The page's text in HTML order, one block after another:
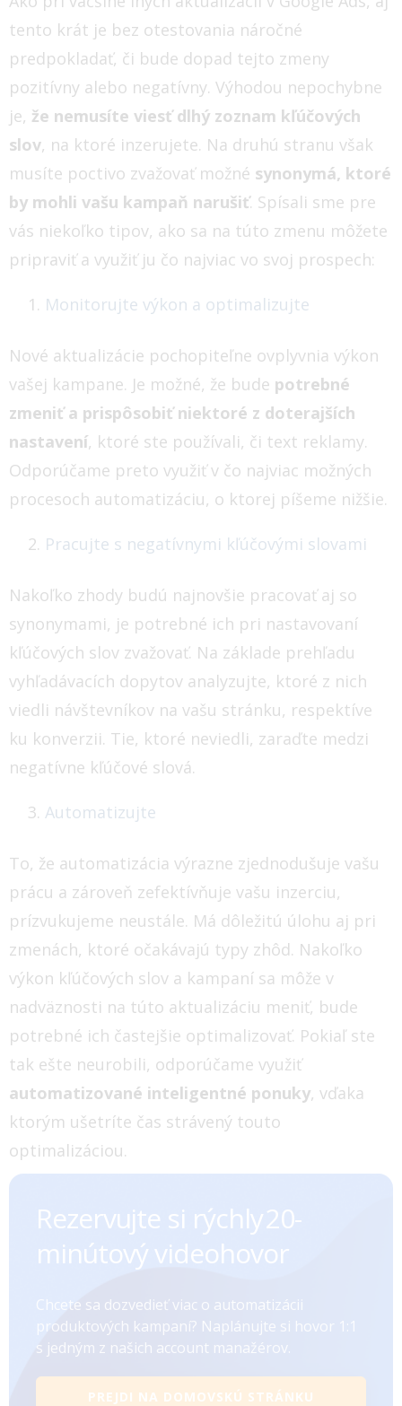
tento krát je bez otestovania náročné
predpokladať, či bude dopad tejto zmeny
pozitívny alebo negatívny. Výhodou nepochybne
je, že nemusíte viesť dlhý zoznam kľúčových
slov, na ktoré inzerujete. Na druhú stranu však
musíte poctivo zvažovať možné synonymá, ktoré
by mohli vašu kampaň narušiť. Spísali sme pre
vás niekoľko tipov, ako sa na túto zmenu môžete
pripraviť a využiť ju čo najviac vo svoj prospech:
Monitorujte výkon a optimalizujte
Nové aktualizácie pochopiteľne ovplyvnia výkon
vašej kampane. Je možné, že bude potrebné
zmeniť a prispôsobiť niektoré z doterajších
nastavení, ktoré ste používali, či text reklamy.
Odporúčame preto využiť v čo najviac možných
procesoch automatizáciu, o ktorej píšeme nižšie.
Pracujte s negatívnymi kľúčovými slovami
Nakoľko zhody budú najnovšie pracovať aj so
synonymami, je potrebné ich pri nastavovaní
kľúčových slov zvažovať. Na základe prehľadu
vyhľadávacích dopytov analyzujte, ktoré z nich
viedli návštevníkov na vašu stránku, respektíve
ku konverzii. Tie, ktoré neviedli, zaraďte medzi
negatívne kľúčové slová.
Automatizujte
To, že automatizácia výrazne zjednodušuje vašu
prácu a zároveň zefektívňuje vašu inzerciu,
prízvukujeme neustále. Má dôležitú úlohu aj pri
zmenách, ktoré očakávajú typy zhôd. Nakoľko
výkon kľúčových slov a kampaní sa môže v
nadväznosti na túto aktualizáciu meniť, bude
potrebné ich častejšie optimalizovať. Pokiaľ ste
tak ešte neurobili, odporúčame využiť
automatizované inteligentné ponuky, vďaka
ktorým ušetríte čas strávený touto
optimalizáciou.
Rezervujte si rýchly ㅤㅤㅤㅤ20-
minútový videohovor
Chcete sa dozvedieť viac o automatizácii
produktových kampaní? Naplánujte si hovor 1:1
s jedným z našich account manažérov.
PREJDI NA DOMOVSKÚ STRÁNKU